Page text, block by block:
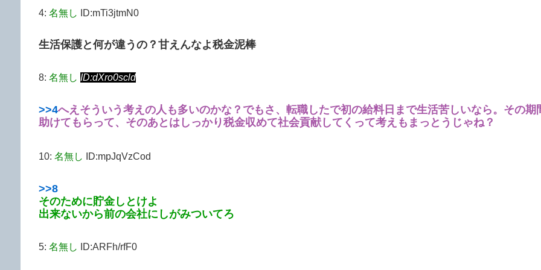
4: 名無し ID:mTi3jtmN0
生活保護と何が違うの？甘えんなよ税金泥棒
8: 名無し ID:dXro0scld
>>4へえそういう考えの人も多いのかな？ でもさ、転職したで初の給料日まで生活苦しいなら。その期
助けてもらって、そのあとはしっかり税金収めて社会貢献してくって考えもまっとうじゃね？
10: 名無し ID:mpJqVzCod
>>8
そのために貯金しとけよ
出来ないから前の会社にしがみついてろ
5: 名無し ID:ARFh/rfF0